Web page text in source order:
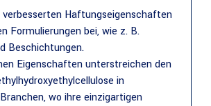
Haftungseigenschaften
Formulierungen bei, wie z. B.
Beschichtungen.
Eigenschaften unterstreichen den
in
wo ihre einzigartigen